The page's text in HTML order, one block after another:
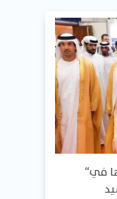
“دواجن الوطنية” تختتم مشاركتها في